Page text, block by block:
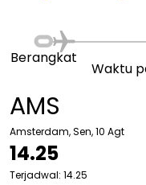
AMS
Amsterdam, Sen, 10 Agt
14.25
Terjadwal: 14.25
Berangkat
Waktu